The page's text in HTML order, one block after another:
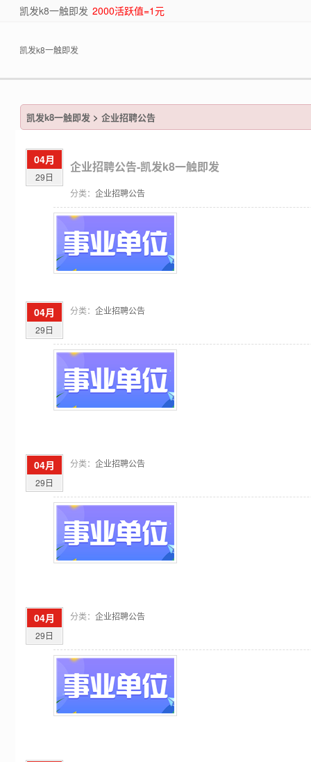
凯发k8一触即发 2000活跃值=1元
凯发k8一触即发
凯发k8一触即发> 企业招聘公告
04月
29日
企业招聘公告-凯发k8一触即发
分类： 企业招聘公告
04月
29日
分类： 企业招聘公告
04月
29日
分类： 企业招聘公告
04月
29日
分类： 企业招聘公告